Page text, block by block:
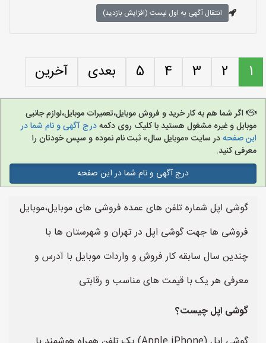
انتقال آگهی به اول لیست (افزایش بازدید)
1
2
3
4
5 بعدی آخرین
اگر شما هم به کار خرید و فروش موبایل،تعمیرات موبایل،لوازم جانبی
موبایل و غیره مشغول هستید با کلیک روی دکمهدرج آگهی و نام شما در
این صفحهدر سایت «موبایل سال» ثبت نام نموده و سپس خودتان را
معرفی کنید.
درج آگهی و نام شما در این صفحه
گوشی اپل شماره تلفن های عمده فروشی های موبایل،موبایل
فروشی ها جهت گوشی اپل در تهران و شهرستان ها با
چندین سال سابقه کار فروش و واردات موبایل با آدرس و
معرفی هر یک با قیمت های مناسب و رقابتی
گوشی اپل چیست؟